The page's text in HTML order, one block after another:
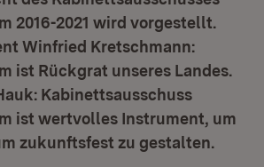
2016-2021 wird vorgestellt.
Winfried Kretschmann:
ist Rückgrat unseres Landes.
Kabinettsausschuss
ist wertvolles Instrument, um
zukunftsfest zu gestalten.